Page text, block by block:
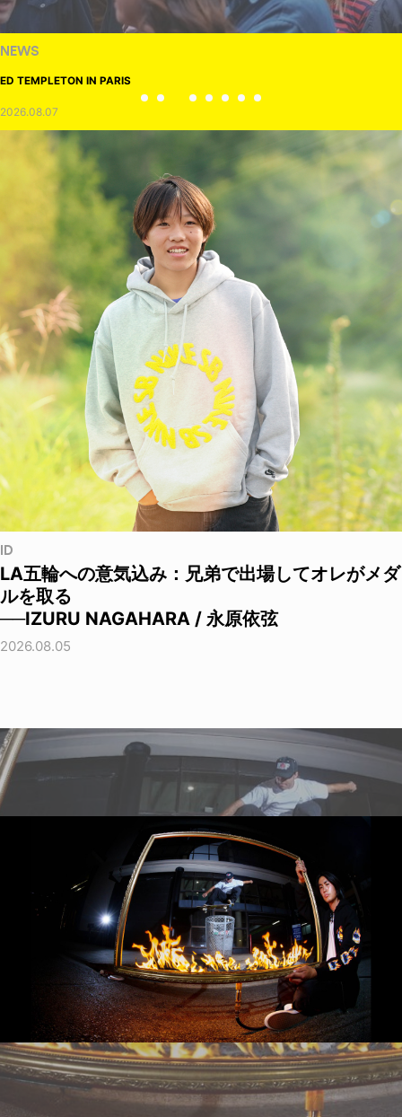
NEWS
ED TEMPLETON IN PARIS
2026.08.07
ID
LA五輪への意気込み：兄弟で出場してオレがメダ
ルを取る
──IZURU NAGAHARA / 永原依弦
2026.08.05